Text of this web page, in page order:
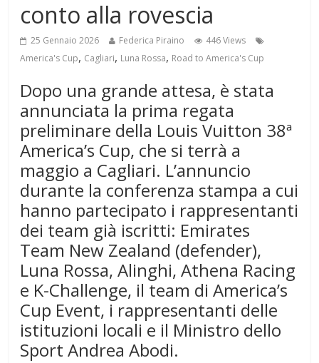
conto alla rovescia
25 Gennaio 2026 Federica Piraino
446 Views
America's Cup, Cagliari, Luna Rossa, Road to America's Cup
Dopo una grande attesa, è stata
annunciata la prima regata
preliminare della Louis Vuitton 38ª
America’s Cup, che si terrà a
maggio a Cagliari. L’annuncio
durante la conferenza stampa a cui
hanno partecipato i rappresentanti
dei team già iscritti: Emirates
Team New Zealand (defender),
Luna Rossa, Alinghi, Athena Racing
e K-Challenge, il team di America’s
Cup Event, i rappresentanti delle
istituzioni locali e il Ministro dello
Sport Andrea Abodi.